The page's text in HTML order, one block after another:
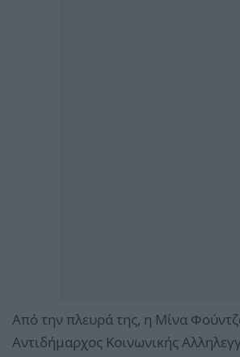
Από την πλευρά της, η Μίνα
Αντιδήμαρχος Κοινωνικής